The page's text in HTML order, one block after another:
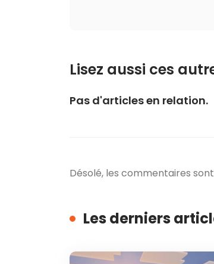
Lisez aussi ces
Pas d'articles en relation.
Désolé, les commentaires
Les derniers